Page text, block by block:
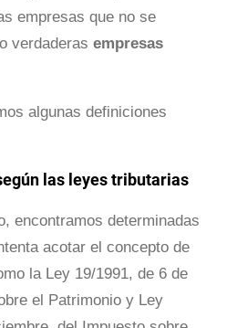
empresas que no se
verdaderas empresas
algunas definiciones
las leyes tributarias
encontramos determinadas
acotar el concepto de
la Ley 19/1991, de 6 de
el Patrimonio y Ley